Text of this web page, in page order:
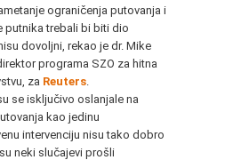
ograničenja putovanja i
putnika trebali bi biti dio
dovoljni, rekao je dr. Mike
programa SZO za hitna
za Reuters
se isključivo oslanjale na
kao jedinu
intervenciju nisu tako dobro
neki slučajevi prošli